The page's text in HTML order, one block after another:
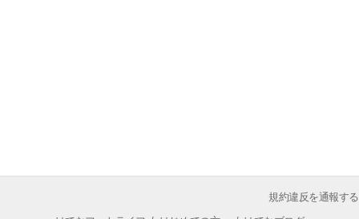
規約違反を通報する